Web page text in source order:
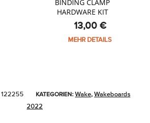
BINDING CLAMP
HARDWARE KIT
13,00 €
MEHR DETAILS
122255 KATEGORIEN: Wake, Wakeboards
2022